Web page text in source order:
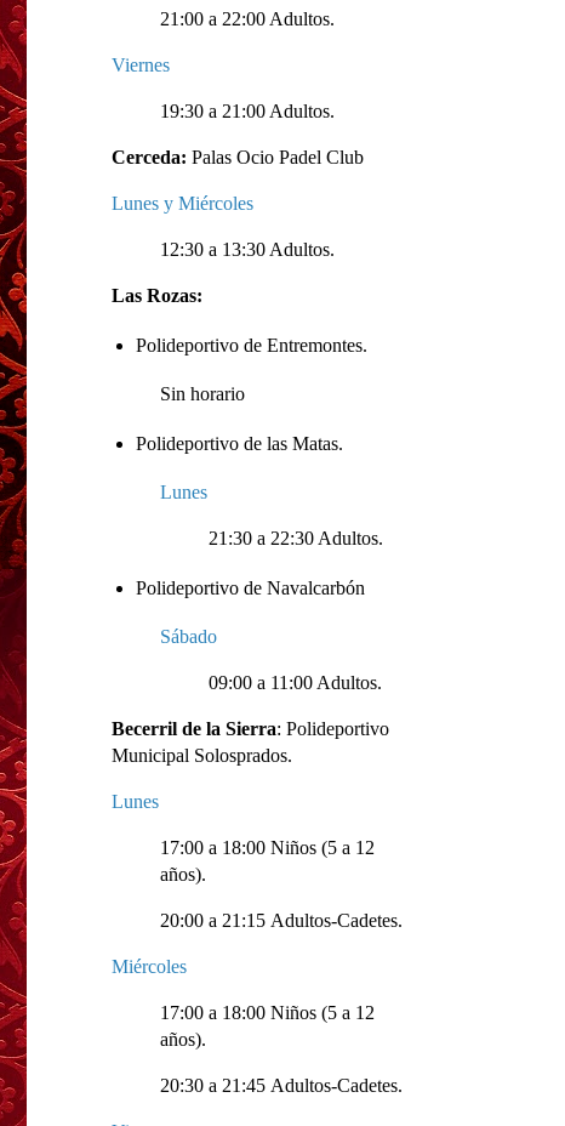
21:00 a 22:00 Adultos.
Viernes
19:30 a 21:00 Adultos.
Cerceda: Palas Ocio Padel Club
Lunes y Miércoles
12:30 a 13:30 Adultos.
Las Rozas:
Polideportivo de Entremontes.
Sin horario
Polideportivo de las Matas.
Lunes
21:30 a 22:30 Adultos.
Polideportivo de Navalcarbón
Sábado
09:00 a 11:00 Adultos.
Becerril de la Sierra: Polideportivo
Municipal Solosprados.
Lunes
17:00 a 18:00 Niños (5 a 12
años).
20:00 a 21:15 Adultos-Cadetes.
Miércoles
17:00 a 18:00 Niños (5 a 12
años).
20:30 a 21:45 Adultos-Cadetes.